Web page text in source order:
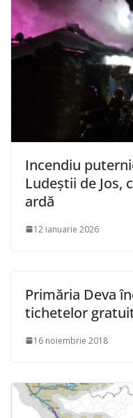
Incendiu
Ludeștii de Jos,
ardă
12 ianuarie 2026
Primăria Deva
tichetelor
16 noiembrie 2018